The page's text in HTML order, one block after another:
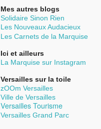
Mes autres blogs
Solidaire Sinon Rien
Les Nouveaux Audacieux
Les Carnets de la Marquise
Ici et ailleurs
La Marquise sur Instagram
Versailles sur la toile
zOOm Versailles
Ville de Versailles
Versailles Tourisme
Versailles Grand Parc